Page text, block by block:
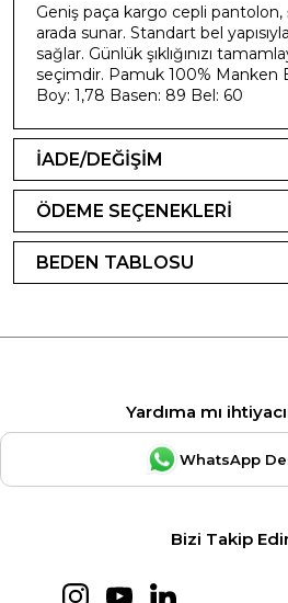
Geniş paça kargo cepli pantolon,
arada sunar. Standart bel
sağlar. Günlük şıklığınızı
seçimdir. Pamuk 100% Manken
Boy: 1,78 Basen: 89 Bel: 60
İADE/DEĞİŞİM
ÖDEME SEÇENEKLERİ
BEDEN TABLOSU
Yardıma mı
WhatsApp
Bizi Takip